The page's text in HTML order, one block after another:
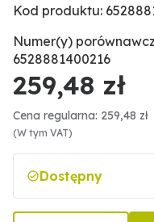
Kod produktu:
Numer(y)
6528881400216
259,48 zł
Cena regularna: 259,48 zł
(W tym VAT)
Dostępny